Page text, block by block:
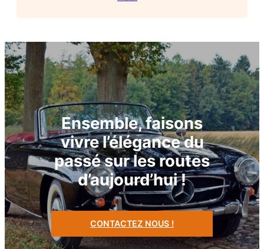
Ensemble, faisons
vivre l’élégance du
passé sur les routes
d’aujourd’hui !
CONTACTEZ NOUS !